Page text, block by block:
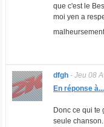
que c'est le
moi yen a
dfgh- Jeu 08
En réponse
Donc ce qui te
seule chanson.